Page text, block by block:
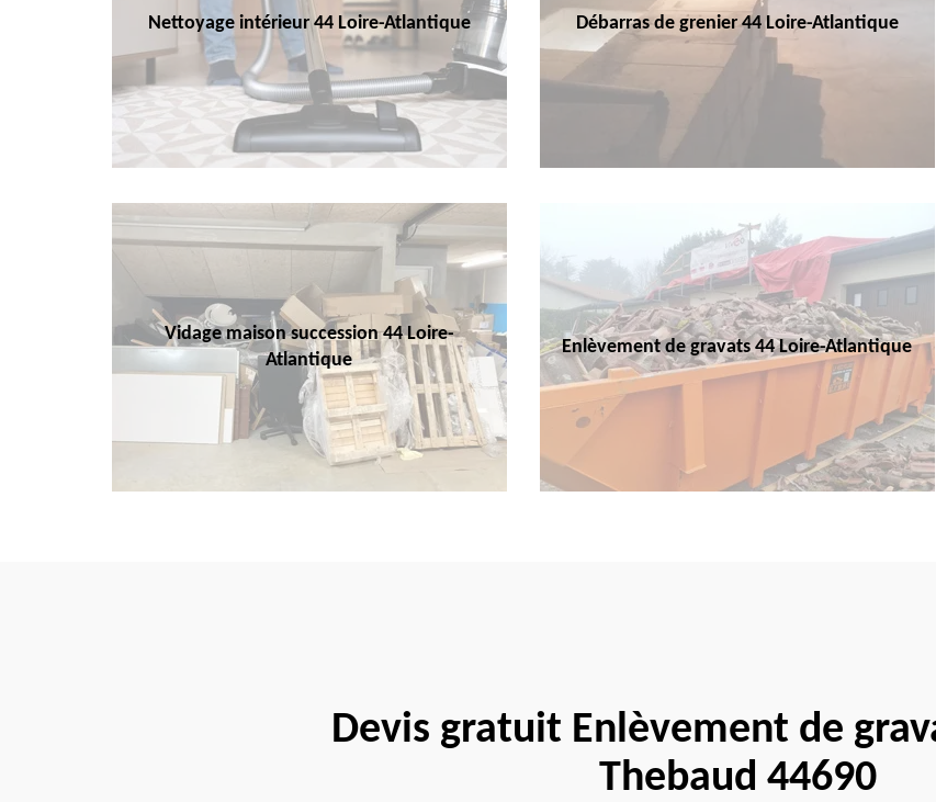
Nettoyage intérieur 44 Loire-Atlantique Débarras de grenier 44 Loire-Atlantique
Vidage maison succession 44 Loire-
Atlantique
Enlèvement de gravats 44 Loire-Atlantique
Devis gratuit Enlèvement de
Thebaud 44690